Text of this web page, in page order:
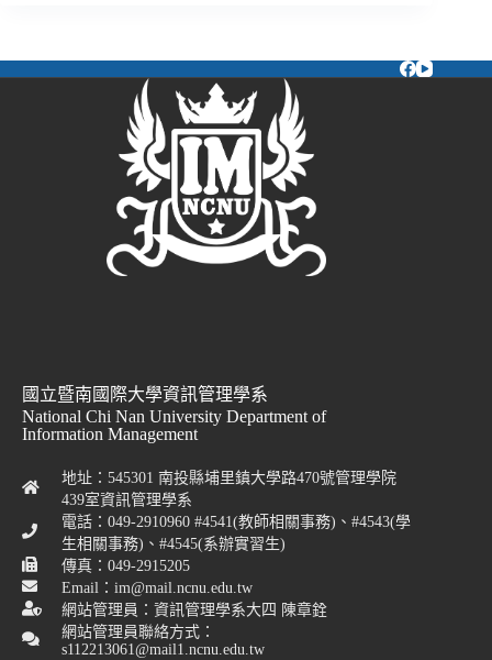
國立暨南國際大學資訊管理學系
National Chi Nan University Department of
Information Management
地址：545301 南投縣埔里鎮大學路470號管理學院
439室資訊管理學系
電話：049-2910960 #4541(教師相關事務)、#4543(學
生相關事務)、#4545(系辦實習生)
傳真：049-2915205
Email：im@mail.ncnu.edu.tw
網站管理員：資訊管理學系大四 陳章銓
網站管理員聯絡方式：
s112213061@mail1.ncnu.edu.tw